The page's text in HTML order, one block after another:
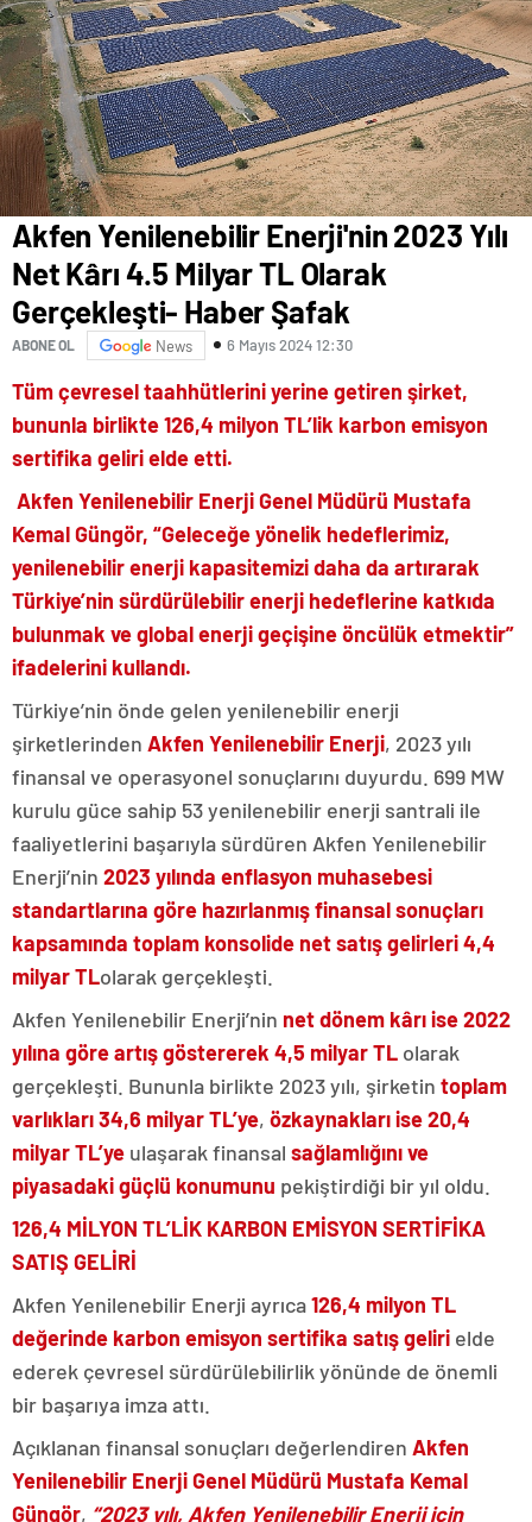
Akfen Yenilenebilir Enerji'nin 2023 Yılı
Net Kârı 4.5 Milyar TL Olarak
Gerçekleşti- Haber Şafak
ABONE OL News 6 Mayıs 2024 12:30
Tüm çevresel taahhütlerini yerine getiren şirket,
bununla birlikte 126,4 milyon TL’lik karbon emisyon
sertifika geliri elde etti.
Akfen Yenilenebilir Enerji Genel Müdürü Mustafa
Kemal Güngör, “Geleceğe yönelik hedeflerimiz,
yenilenebilir enerji kapasitemizi daha da artırarak
Türkiye’nin sürdürülebilir enerji hedeflerine katkıda
bulunmak ve global enerji geçişine öncülük etmektir”
ifadelerini kullandı.
Türkiye’nin önde gelen yenilenebilir enerji
şirketlerinden Akfen Yenilenebilir Enerji, 2023 yılı
finansal ve operasyonel sonuçlarını duyurdu. 699 MW
kurulu güce sahip 53 yenilenebilir enerji santrali ile
faaliyetlerini başarıyla sürdüren Akfen Yenilenebilir
Enerji’nin 2023 yılında enflasyon muhasebesi
standartlarına göre hazırlanmış finansal sonuçları
kapsamında toplam konsolide net satış gelirleri 4,4
milyar TLolarak gerçekleşti.
Akfen Yenilenebilir Enerji’nin net dönem kârı ise 2022
yılına göre artış göstererek 4,5 milyar TL olarak
gerçekleşti. Bununla birlikte 2023 yılı, şirketin toplam
varlıkları 34,6 milyar TL’ye, özkaynakları ise 20,4
milyar TL’ye ulaşarak finansal sağlamlığını ve
piyasadaki güçlü konumunu pekiştirdiği bir yıl oldu.
126,4 MİLYON TL’LİK KARBON EMİSYON SERTİFİKA
SATIŞ GELİRİ
Akfen Yenilenebilir Enerji ayrıca126,4 milyon TL
değerinde karbon emisyon sertifika satış geliri elde
ederek çevresel sürdürülebilirlik yönünde de önemli
bir başarıya imza attı.
Açıklanan finansal sonuçları değerlendiren Akfen
Yenilenebilir Enerji Genel Müdürü Mustafa Kemal
Güngör, “2023 yılı, Akfen Yenilenebilir Enerji için